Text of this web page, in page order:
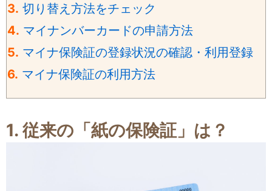
3. 切り替え方法をチェック
4. マイナンバーカードの申請方法
5. マイナ保険証の登録状況の確認・利用登録
6. マイナ保険証の利用方法
1. 従来の「紙の保険証」は？